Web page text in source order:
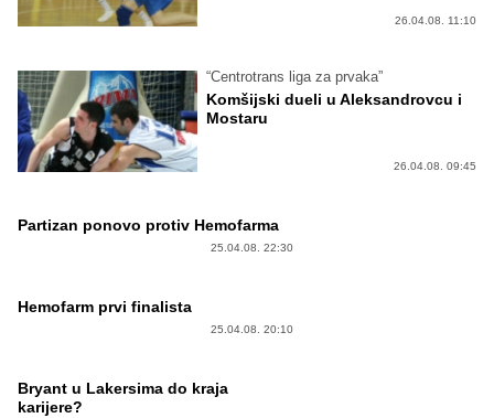
26.04.08. 11:10
“Centrotrans liga za prvaka”
Komšijski dueli u Aleksandrovcu i
Mostaru
26.04.08. 09:45
Partizan ponovo protiv Hemofarma
25.04.08. 22:30
Hemofarm prvi finalista
25.04.08. 20:10
Bryant u Lakersima do kraja
karijere?